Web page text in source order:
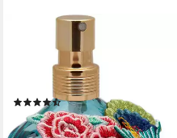
JEAN PAUL GAULTIER
Eau de Parfum LA BELLE
PARADISE GARDEN, EDP mit
Vanille und Iris
(35)
ab 66,65 € UVP79,99 €
(222,17 €/ 100 ml)